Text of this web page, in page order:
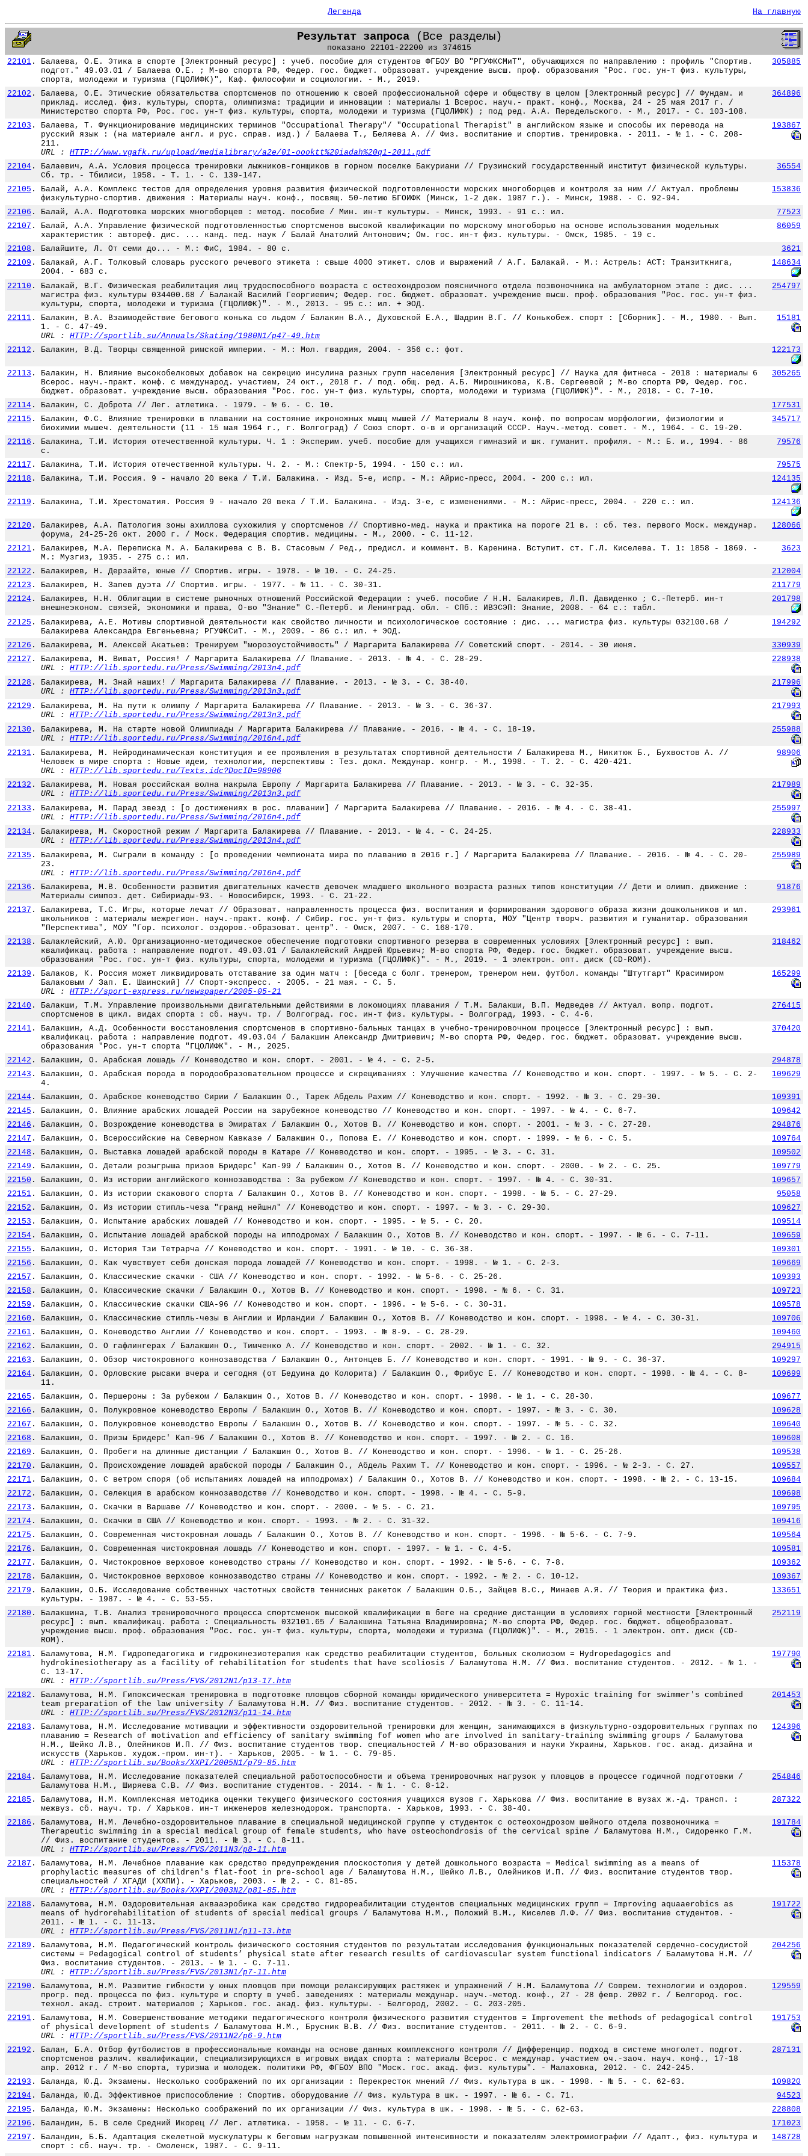
Легенда На главную
Результат запроса(Все разделы)
показано 22101-22200 из 374615
22101 .
Балаева, О.Е. Этика в спорте [Электронный ресурс] : учеб. пособие для студентов ФГБОУ ВО "РГУФКСМиТ", обучающихся по направлению : профиль "Спортив.
подгот." 49.03.01 / Балаева О.Е. ; М-во спорта РФ, Федер. гос. бюджет. образоват. учреждение высш. проф. образования "Рос. гос. ун-т физ. культуры,
спорта, молодежи и туризма (ГЦОЛИФК)", Каф. философии и социологии. - М., 2019.
305885
22102 .
Балаева, О.Е. Этические обязательства спортсменов по отношению к своей профессиональной сфере и обществу в целом [Электронный ресурс] // Фундам. и
приклад. исслед. физ. культуры, спорта, олимпизма: традиции и инновации : материалы 1 Всерос. науч.- практ. конф., Москва, 24 - 25 мая 2017 г. /
Министерство спорта РФ, Рос. гос. ун-т физ. культуры, спорта, молодежи и туризма (ГЦОЛИФК) ; под ред. А.А. Передельского. - М., 2017. - С. 103-108.
364896
22103 .
Балаева, Т. Функционирование медицинских терминов "Occupational Therapy"/ "Occupational Therapist" в английском языке и способы их перевода на
русский язык : (на материале англ. и рус. справ. изд.) / Балаева Т., Беляева А. // Физ. воспитание и спортив. тренировка. - 2011. - № 1. - С. 208-
211.
URL : HTTP://www.vgafk.ru/upload/medialibrary/a2e/01-oooktt%20iadah%20q1-2011.pdf
193867
22104 .
Балаевич, А.А. Условия процесса тренировки лыжников-гонщиков в горном поселке Бакуриани // Грузинский государственный институт физической культуры.
Сб. тр. - Тбилиси, 1958. - Т. 1. - С. 139-147.
36554
22105 .
Балай, А.А. Комплекс тестов для определения уровня развития физической подготовленности морских многоборцев и контроля за ним // Актуал. проблемы
физкультурно-спортив. движения : Материалы науч. конф., посвящ. 50-летию БГОИФК (Минск, 1-2 дек. 1987 г.). - Минск, 1988. - С. 92-94.
153836
22106 . Балай, А.А. Подготовка морских многоборцев : метод. пособие / Мин. ин-т культуры. - Минск, 1993. - 91 с.: ил.
77523
22107 .
Балай, А.А. Управление физической подготовленностью спортсменов высокой квалификации по морскому многоборью на основе использования модельных
характеристик : автореф. дис. ... канд. пед. наук / Балай Анатолий Антонович; Ом. гос. ин-т физ. культуры. - Омск, 1985. - 19 с.
86059
22108 . Балайшите, Л. От семи до... - М.: ФиС, 1984. - 80 с.
3621
22109 .
Балакай, А.Г. Толковый словарь русского речевого этикета : cвыше 4000 этикет. слов и выражений / А.Г. Балакай. - М.: Астрель: АСТ: Транзиткнига,
2004. - 683 с.
148634
22110 .
Балакай, В.Г. Физическая реабилитация лиц трудоспособного возраста с остеохондрозом поясничного отдела позвоночника на амбулаторном этапе : дис. ...
магистра физ. культуры 034400.68 / Балакай Василий Георгиевич; Федер. гос. бюджет. образоват. учреждение высш. проф. образования "Рос. гос. ун-т физ.
культуры, спорта, молодежи и туризма (ГЦОЛИФК)". - М., 2013. - 95 с.: ил. + ЭОД.
254797
22111 .
Балакин, В.А. Взаимодействие бегового конька со льдом / Балакин В.А., Духовской Е.А., Шадрин В.Г. // Конькобеж. спорт : [Сборник]. - М., 1980. - Вып.
1. - С. 47-49.
URL : HTTP://sportlib.su/Annuals/Skating/1980N1/p47-49.htm
15181
22112 . Балакин, В.Д. Творцы священной римской империи. - М.: Мол. гвардия, 2004. - 356 с.: фот. 122173
22113 .
Балакин, Н. Влияние высокобелковых добавок на секрецию инсулина разных групп населения [Электронный ресурс] // Наука для фитнеса - 2018 : материалы 6
Всерос. науч.-практ. конф. с международ. участием, 24 окт., 2018 г. / под. общ. ред. А.Б. Мирошникова, К.В. Сергеевой ; М-во спорта РФ, Федер. гос.
бюджет. образоват. учреждение высш. образования "Рос. гос. ун-т физ. культуры, спорта, молодежи и туризма (ГЦОЛИФК)". - М., 2018. - С. 7-10.
305265
22114 . Балакин, С. Доброта // Лег. атлетика. - 1979. - № 6. - С. 10.
177531
22115 .
Балакин, Ф.С. Влияние тренировки в плавании на состояние икроножных мышц мышей // Материалы 8 науч. конф. по вопросам морфологии, физиологии и
биохимии мышеч. деятельности (11 - 15 мая 1964 г., г. Волгоград) / Союз спорт. о-в и организаций СССР. Науч.-метод. совет. - М., 1964. - С. 19-20.
345717
22116 .
Балакина, Т.И. История отечественной культуры. Ч. 1 : Эксперим. учеб. пособие для учащихся гимназий и шк. гуманит. профиля. - М.: Б. и., 1994. - 86
с.
79576
22117 . Балакина, Т.И. История отечественной культуры. Ч. 2. - М.: Спектр-5, 1994. - 150 с.: ил.
79575
22118 . Балакина, Т.И. Россия. 9 - начало 20 века / Т.И. Балакина. - Изд. 5-е, испр. - М.: Айрис-пресс, 2004. - 200 с.: ил. 124135
22119 . Балакина, Т.И. Хрестоматия. Россия 9 - начало 20 века / Т.И. Балакина. - Изд. 3-е, с изменениями. - М.: Айрис-пресс, 2004. - 220 с.: ил. 124136
22120 .
Балакирев, А.А. Патология зоны ахиллова сухожилия у спортсменов // Спортивно-мед. наука и практика на пороге 21 в. : сб. тез. первого Моск. междунар.
форума, 24-25-26 окт. 2000 г. / Моск. Федерация спортив. медицины. - М., 2000. - С. 11-12.
128066
22121 .
Балакирев, М.А. Переписка М. А. Балакирева с В. В. Стасовым / Ред., предисл. и коммент. В. Каренина. Вступит. ст. Г.Л. Киселева. Т. 1: 1858 - 1869. -
М.: Музгиз, 1935. - 275 с.: ил.
3623
22122 . Балакирев, Н. Дерзайте, юные // Спортив. игры. - 1978. - № 10. - С. 24-25.
212004
22123 . Балакирев, Н. Запев дуэта // Спортив. игры. - 1977. - № 11. - С. 30-31.
211779
22124 .
Балакирев, Н.Н. Облигации в системе рыночных отношений Российской Федерации : учеб. пособие / Н.Н. Балакирев, Л.П. Давиденко ; С.-Петерб. ин-т
внешнеэконом. связей, экономики и права, О-во "Знание" С.-Петерб. и Ленинград. обл. - СПб.: ИВЭСЭП: Знание, 2008. - 64 с.: табл.
201798
22125 .
Балакирева, А.Е. Мотивы спортивной деятельности как свойство личности и психологическое состояние : дис. ... магистра физ. культуры 032100.68 /
Балакирева Александра Евгеньевна; РГУФКСиТ. - М., 2009. - 86 с.: ил. + ЭОД.
194292
22126 . Балакирева, М. Алексей Акатьев: Тренируем "морозоустойчивость" / Маргарита Балакирева // Советский спорт. - 2014. - 30 июня.
330939
22127 .
Балакирева, М. Виват, Россия! / Маргарита Балакирева // Плавание. - 2013. - № 4. - С. 28-29.
URL : HTTP://lib.sportedu.ru/Press/Swimming/2013n4.pdf
228938
22128 .
Балакирева, М. Знай наших! / Маргарита Балакирева // Плавание. - 2013. - № 3. - С. 38-40.
URL : HTTP://lib.sportedu.ru/Press/Swimming/2013n3.pdf
217996
22129 .
Балакирева, М. На пути к олимпу / Маргарита Балакирева // Плавание. - 2013. - № 3. - С. 36-37.
URL : HTTP://lib.sportedu.ru/Press/Swimming/2013n3.pdf
217993
22130 .
Балакирева, М. На старте новой Олимпиады / Маргарита Балакирева // Плавание. - 2016. - № 4. - С. 18-19.
URL : HTTP://lib.sportedu.ru/Press/Swimming/2016n4.pdf
255988
22131 .
Балакирева, М. Нейродинамическая конституция и ее проявления в результатах спортивной деятельности / Балакирева М., Никитюк Б., Бухвостов А. //
Человек в мире спорта : Новые идеи, технологии, перспективы : Тез. докл. Междунар. конгр. - М., 1998. - Т. 2. - С. 420-421.
URL : HTTP://lib.sportedu.ru/Texts.idc?DocID=98906
98906
22132 .
Балакирева, М. Новая российская волна накрыла Европу / Маргарита Балакирева // Плавание. - 2013. - № 3. - С. 32-35.
URL : HTTP://lib.sportedu.ru/Press/Swimming/2013n3.pdf
217989
22133 .
Балакирева, М. Парад звезд : [о достижениях в рос. плавании] / Маргарита Балакирева // Плавание. - 2016. - № 4. - С. 38-41.
URL : HTTP://lib.sportedu.ru/Press/Swimming/2016n4.pdf
255997
22134 .
Балакирева, М. Скоростной режим / Маргарита Балакирева // Плавание. - 2013. - № 4. - С. 24-25.
URL : HTTP://lib.sportedu.ru/Press/Swimming/2013n4.pdf
228933
22135 .
Балакирева, М. Сыграли в команду : [о проведении чемпионата мира по плаванию в 2016 г.] / Маргарита Балакирева // Плавание. - 2016. - № 4. - С. 20-
23.
URL : HTTP://lib.sportedu.ru/Press/Swimming/2016n4.pdf
255989
22136 .
Балакирева, М.В. Особенности развития двигательных качеств девочек младшего школьного возраста разных типов конституции // Дети и олимп. движение :
Материалы симпоз. дет. Сибириады-93. - Новосибирск, 1993. - С. 21-22.
91876
22137 .
Балакирева, Т.С. Игры, которые лечат // Образоват. направленность процесса физ. воспитания и формирования здорового образа жизни дошкольников и мл.
школьников : материалы межрегион. науч.-практ. конф. / Сибир. гос. ун-т физ. культуры и спорта, МОУ "Центр творч. развития и гуманитар. образования
"Перспектива", МОУ "Гор. психолог. оздоров.-образоват. центр". - Омск, 2007. - С. 168-170.
293961
22138 .
Балаклейский, А.Ю. Организационно-методическое обеспечение подготовки спортивного резерва в современных условиях [Электронный ресурс] : вып.
квалификац. работа : направление подгот. 49.03.01 / Балаклейский Андрей Юрьевич; М-во спорта РФ, Федер. гос. бюджет. образоват. учреждение высш.
образования "Рос. гос. ун-т физ. культуры, спорта, молодежи и туризма (ГЦОЛИФК)". - М., 2019. - 1 электрон. опт. диск (CD-ROM).
318462
22139 .
Балаков, К. Россия может ликвидировать отставание за один матч : [беседа с болг. тренером, тренером нем. футбол. команды "Штутгарт" Красимиром
Балаковым / Зап. Е. Шаинский] // Спорт-экспресс. - 2005. - 21 мая. - С. 5.
URL : HTTP://sport-express.ru/newspaper/2005-05-21
165299
22140 .
Балакши, Т.М. Управление произвольными двигательными действиями в локомоциях плавания / Т.М. Балакши, В.П. Медведев // Актуал. вопр. подгот.
спортсменов в цикл. видах спорта : сб. науч. тр. / Волгоград. гос. ин-т физ. культуры. - Волгоград, 1993. - С. 4-6.
276415
22141 .
Балакшин, А.Д. Особенности восстановления спортсменов в спортивно-бальных танцах в учебно-тренировочном процессе [Электронный ресурс] : вып.
квалификац. работа : направление подгот. 49.03.04 / Балакшин Александр Дмитриевич; М-во спорта РФ, Федер. гос. бюджет. образоват. учреждение высш.
образования "Рос. ун-т спорта "ГЦОЛИФК". - М., 2025.
370420
22142 . Балакшин, О. Арабская лошадь // Коневодство и кон. спорт. - 2001. - № 4. - С. 2-5.
294878
22143 .
Балакшин, О. Арабская порода в породообразовательном процессе и скрещиваниях : Улучшение качества // Коневодство и кон. спорт. - 1997. - № 5. - С. 2-
4.
109629
22144 . Балакшин, О. Арабское коневодство Сирии / Балакшин О., Тарек Абдель Рахим // Коневодство и кон. спорт. - 1992. - № 3. - С. 29-30.
109391
22145 . Балакшин, О. Влияние арабских лошадей России на зарубежное коневодство // Коневодство и кон. спорт. - 1997. - № 4. - С. 6-7.
109642
22146 . Балакшин, О. Возрождение коневодства в Эмиратах / Балакшин О., Хотов В. // Коневодство и кон. спорт. - 2001. - № 3. - С. 27-28.
294876
22147 . Балакшин, О. Всероссийские на Северном Кавказе / Балакшин О., Попова Е. // Коневодство и кон. спорт. - 1999. - № 6. - С. 5.
109764
22148 . Балакшин, О. Выставка лошадей арабской породы в Катаре // Коневодство и кон. спорт. - 1995. - № 3. - С. 31.
109502
22149 . Балакшин, О. Детали розыгрыша призов Бридерс' Кап-99 / Балакшин О., Хотов В. // Коневодство и кон. спорт. - 2000. - № 2. - С. 25.
109779
22150 . Балакшин, О. Из истории английского коннозаводства : За рубежом // Коневодство и кон. спорт. - 1997. - № 4. - С. 30-31.
109657
22151 . Балакшин, О. Из истории скакового спорта / Балакшин О., Хотов В. // Коневодство и кон. спорт. - 1998. - № 5. - С. 27-29.
95058
22152 . Балакшин, О. Из истории стипль-чеза "гранд нейшнл" // Коневодство и кон. спорт. - 1997. - № 3. - С. 29-30.
109627
22153 . Балакшин, О. Испытание арабских лошадей // Коневодство и кон. спорт. - 1995. - № 5. - С. 20.
109514
22154 . Балакшин, О. Испытание лошадей арабской породы на ипподромах / Балакшин О., Хотов В. // Коневодство и кон. спорт. - 1997. - № 6. - С. 7-11.
109659
22155 . Балакшин, О. История Тзи Тетрарча // Коневодство и кон. спорт. - 1991. - № 10. - С. 36-38.
109301
22156 . Балакшин, О. Как чувствует себя донская порода лошадей // Коневодство и кон. спорт. - 1998. - № 1. - С. 2-3.
109669
22157 . Балакшин, О. Классические скачки - США // Коневодство и кон. спорт. - 1992. - № 5-6. - С. 25-26.
109393
22158 . Балакшин, О. Классические скачки / Балакшин О., Хотов В. // Коневодство и кон. спорт. - 1998. - № 6. - С. 31.
109723
22159 . Балакшин, О. Классические скачки США-96 // Коневодство и кон. спорт. - 1996. - № 5-6. - С. 30-31.
109578
22160 . Балакшин, О. Классические стипль-чезы в Англии и Ирландии / Балакшин О., Хотов В. // Коневодство и кон. спорт. - 1998. - № 4. - С. 30-31.
109706
22161 . Балакшин, О. Коневодство Англии // Коневодство и кон. спорт. - 1993. - № 8-9. - С. 28-29.
109460
22162 . Балакшин, О. О гафлингерах / Балакшин О., Тимченко А. // Коневодство и кон. спорт. - 2002. - № 1. - С. 32.
294915
22163 . Балакшин, О. Обзор чистокровного коннозаводства / Балакшин О., Антонцев Б. // Коневодство и кон. спорт. - 1991. - № 9. - С. 36-37.
109297
22164 .
Балакшин, О. Орловские рысаки вчера и сегодня (от Бедуина до Колорита) / Балакшин О., Фрибус Е. // Коневодство и кон. спорт. - 1998. - № 4. - С. 8-
11.
109699
22165 . Балакшин, О. Першероны : За рубежом / Балакшин О., Хотов В. // Коневодство и кон. спорт. - 1998. - № 1. - С. 28-30.
109677
22166 . Балакшин, О. Полукровное коневодство Европы / Балакшин О., Хотов В. // Коневодство и кон. спорт. - 1997. - № 3. - С. 30.
109628
22167 . Балакшин, О. Полукровное коневодство Европы / Балакшин О., Хотов В. // Коневодство и кон. спорт. - 1997. - № 5. - С. 32.
109640
22168 . Балакшин, О. Призы Бридерс' Кап-96 / Балакшин О., Хотов В. // Коневодство и кон. спорт. - 1997. - № 2. - С. 16.
109608
22169 . Балакшин, О. Пробеги на длинные дистанции / Балакшин О., Хотов В. // Коневодство и кон. спорт. - 1996. - № 1. - С. 25-26.
109538
22170 . Балакшин, О. Происхождение лошадей арабской породы / Балакшин О., Абдель Рахим Т. // Коневодство и кон. спорт. - 1996. - № 2-3. - С. 27.
109557
22171 . Балакшин, О. С ветром споря (об испытаниях лошадей на ипподромах) / Балакшин О., Хотов В. // Коневодство и кон. спорт. - 1998. - № 2. - С. 13-15.
109684
22172 . Балакшин, О. Селекция в арабском коннозаводстве // Коневодство и кон. спорт. - 1998. - № 4. - С. 5-9.
109698
22173 . Балакшин, О. Скачки в Варшаве // Коневодство и кон. спорт. - 2000. - № 5. - С. 21.
109795
22174 . Балакшин, О. Скачки в США // Коневодство и кон. спорт. - 1993. - № 2. - С. 31-32.
109416
22175 . Балакшин, О. Современная чистокровная лошадь / Балакшин О., Хотов В. // Коневодство и кон. спорт. - 1996. - № 5-6. - С. 7-9.
109564
22176 . Балакшин, О. Современная чистокровная лошадь // Коневодство и кон. спорт. - 1997. - № 1. - С. 4-5.
109581
22177 . Балакшин, О. Чистокровное верховое коневодство страны // Коневодство и кон. спорт. - 1992. - № 5-6. - С. 7-8.
109362
22178 . Балакшин, О. Чистокровное верховое коннозаводство страны // Коневодство и кон. спорт. - 1992. - № 2. - С. 10-12.
109367
22179 .
Балакшин, О.Б. Исследование собственных частотных свойств теннисных ракеток / Балакшин О.Б., Зайцев В.С., Минаев А.Я. // Теория и практика физ.
культуры. - 1987. - № 4. - С. 53-55.
133651
22180 .
Балакшина, Т.В. Анализ тренировочного процесса спортсменок высокой квалификации в беге на средние дистанции в условиях горной местности [Электронный
ресурс] : вып. квалификац. работа : Специальность 032101.65 / Балакшина Татьяна Владимировна; М-во спорта РФ, Федер. гос. бюджет. общеобразоват.
учреждение высш. проф. образования "Рос. гос. ун-т физ. культуры, спорта, молодежи и туризма (ГЦОЛИФК)". - М., 2015. - 1 электрон. опт. диск (CD-
ROM).
252119
22181 .
Баламутова, Н.М. Гидропедагогика и гидрокинезиотерапия как средство реабилитации студентов, больных сколиозом = Hydropedagogics and
hydrokinesiotherapy as a facility of rehabilitation for students that have scoliosis / Баламутова Н.М. // Физ. воспитание студентов. - 2012. - № 1. -
С. 13-17.
URL : HTTP://sportlib.su/Press/FVS/2012N1/p13-17.htm
197790
22182 .
Баламутова, Н.М. Гипоксическая тренировка в подготовке пловцов сборной команды юридического университета = Hypoxic training for swimmer's combined
team preparation of the law university / Баламутова Н.М. // Физ. воспитание студентов. - 2012. - № 3. - С. 11-14.
URL : HTTP://sportlib.su/Press/FVS/2012N3/p11-14.htm
201453
22183 .
Баламутова, Н.М. Исследование мотивации и эффективности оздоровительной тренировки для женщин, занимающихся в физкультурно-оздоровительных группах по
плаванию = Research of motivation and efficiency of sanitary swimming fof women who are involved in sanitary-training swimming groups / Баламутова
Н.М., Шейко Л.В., Олейников И.П. // Физ. воспитание студентов твор. специальностей / М-во образования и науки Украины, Харьков. гос. акад. дизайна и
искусств (Харьков. худож.-пром. ин-т). - Харьков, 2005. - № 1. - С. 79-85.
URL : HTTP://sportlib.su/Books/XXPI/2005N1/p79-85.htm
124396
22184 .
Баламутова, Н.М. Исследование показателей специальной работоспособности и объема тренировочных нагрузок у пловцов в процессе годичной подготовки /
Баламутова Н.М., Ширяева С.В. // Физ. воспитание студентов. - 2014. - № 1. - С. 8-12.
254846
22185 .
Баламутова, Н.М. Комплексная методика оценки текущего физического состояния учащихся вузов г. Харькова // Физ. воспитание в вузах ж.-д. трансп. :
межвуз. сб. науч. тр. / Харьков. ин-т инженеров железнодорож. транспорта. - Харьков, 1993. - С. 38-40.
287322
22186 .
Баламутова, Н.М. Лечебно-оздоровительное плавание в специальной медицинской группе у студенток с остеохондрозом шейного отдела позвоночника =
Therapeutic swimming in a special medical group of female students, who have osteochondrosis of the cervical spine / Баламутова Н.М., Сидоренко Г.М.
// Физ. воспитание студентов. - 2011. - № 3. - С. 8-11.
URL : HTTP://sportlib.su/Press/FVS/2011N3/p8-11.htm
191784
22187 .
Баламутова, Н.М. Лечебное плавание как средство предупреждения плоскостопия у детей дошкольного возраста = Medical swimming as a means of
prophylactic measures of children's flat-foot in pre-school age / Баламутова Н.М., Шейко Л.В., Олейников И.П. // Физ. воспитание студентов твор.
специальностей / ХГАДИ (ХХПИ). - Харьков, 2003. - № 2. - С. 81-85.
URL : HTTP://sportlib.su/Books/XXPI/2003N2/p81-85.htm
115378
22188 .
Баламутова, Н.М. Оздоровительная аквааэробика как средство гидрореабилитации студентов специальных медицинских групп = Improving aquaaerobics as
means of hydrorehabilitation of students of special medical groups / Баламутова Н.М., Положий В.М., Киселев Л.Ф. // Физ. воспитание студентов. -
2011. - № 1. - С. 11-13.
URL : HTTP://sportlib.su/Press/FVS/2011N1/p11-13.htm
191722
22189 .
Баламутова, Н.М. Педагогический контроль физического состояния студентов по результатам исследования функциональных показателей сердечно-сосудистой
системы = Pedagogical control of students’ physical state after research results of cardiovascular system functional indicators / Баламутова Н.М. //
Физ. воспитание студентов. - 2013. - № 1. - С. 7-11.
URL : HTTP://sportlib.su/Press/FVS/2013N1/p7-11.htm
204256
22190 .
Баламутова, Н.М. Развитие гибкости у юных пловцов при помощи релаксирующих растяжек и упражнений / Н.М. Баламутова // Соврем. технологии и оздоров.
прогр. пед. процесса по физ. культуре и спорту в учеб. заведениях : материалы междунар. науч.-метод. конф., 27 - 28 февр. 2002 г. / Белгород. гос.
технол. акад. строит. материалов ; Харьков. гос. акад. физ. культуры. - Белгород, 2002. - С. 203-205.
129559
22191 .
Баламутова, Н.М. Совершенствование методики педагогического контроля физического развития студентов = Improvement the methods of pedagogical control
of physical development of students / Баламутова Н.М., Брусник В.В. // Физ. воспитание студентов. - 2011. - № 2. - С. 6-9.
URL : HTTP://sportlib.su/Press/FVS/2011N2/p6-9.htm
191753
22192 .
Балан, Б.А. Отбор футболистов в профессиональные команды на основе данных комплексного контроля // Дифференцир. подход в системе многолет. подгот.
спортсменов различ. квалификации, специализирующихся в игровых видах спорта : материалы Всерос. с междунар. участием оч.-заоч. науч. конф., 17-18
апр. 2012 г. / М-во спорта, туризма и молодеж. политики РФ, ФГБОУ ВПО "Моск. гос. акад. физ. культуры". - Малаховка, 2012. - С. 242-245.
287131
22193 . Баланда, Ю.Д. Экзамены. Несколько соображений по их организации : Перекресток мнений // Физ. культура в шк. - 1998. - № 5. - С. 62-63.
109820
22194 . Баланда, Ю.Д. Эффективное приспособление : Спортив. оборудование // Физ. культура в шк. - 1997. - № 6. - С. 71.
94523
22195 . Баланда, Ю.М. Экзамены: Несколько соображений по их организации // Физ. культура в шк. - 1998. - № 5. - С. 62-63.
228808
22196 . Баландин, Б. В селе Средний Икорец // Лег. атлетика. - 1958. - № 11. - С. 6-7.
171023
22197 .
Баландин, Б.Б. Адаптация скелетной мускулатуры к беговым нагрузкам повышенной интенсивности и показателям электромиографии // Адапт., физ. культура и
спорт : сб. науч. тр. - Смоленск, 1987. - С. 9-11.
148728